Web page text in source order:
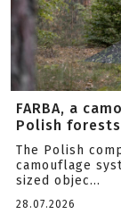
FARBA, a
Polish forests
The Polish
camouflage
sized objec...
28.07.2026